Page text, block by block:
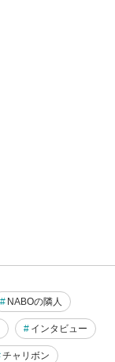
NABOの隣人
インタビュー
チャリボン